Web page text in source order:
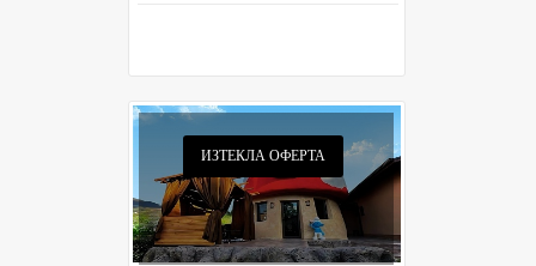
ИЗТЕКЛА ОФЕРТА